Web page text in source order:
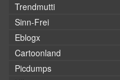
Trendmutti
Sinn-Frei
Eblogx
Cartoonland
Picdumps